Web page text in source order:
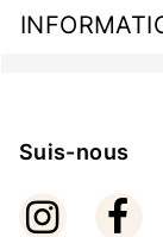
Suis-nous